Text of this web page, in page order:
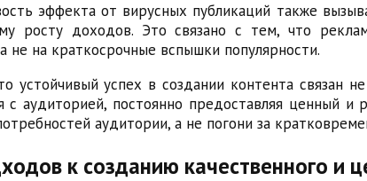
эффекта от вирусных публикаций также
росту доходов. Это связано с тем, что
не на краткосрочные вспышки популярности.
устойчивый успех в создании контента связан
аудиторией, постоянно предоставляя ценный
аудитории, а не погони за
к созданию качественного и